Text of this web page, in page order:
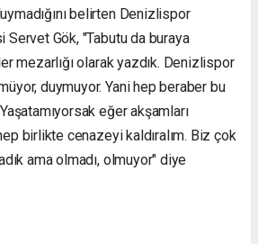
belirten Denizlispor
Servet Gök, "Tabutu da buraya
mezarlığı olarak yazdık. Denizlispor
duymuyor. Yani hep beraber bu
eğer akşamları
birlikte cenazeyi kaldıralım. Biz çok
ama olmadı, olmuyor" diye